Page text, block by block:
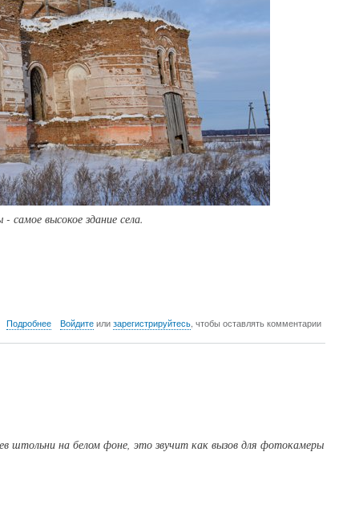
самое высокое здание села.
Подробнеео
Войдитеили зарегистрируйтесь, чтобы оставлять комментарии
штольни на белом фоне, это звучит как вызов для фотокамеры